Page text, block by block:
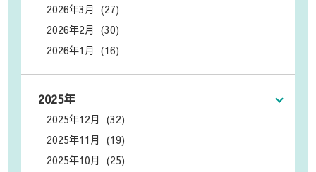
2026年3月 (27)
2026年2月 (30)
2026年1月 (16)
2025年
2025年12月 (32)
2025年11月 (19)
2025年10月 (25)